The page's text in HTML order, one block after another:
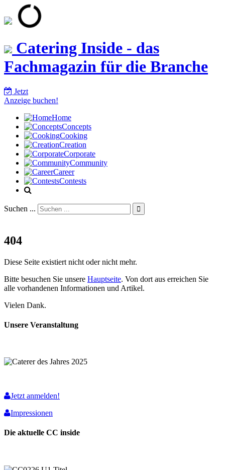
Catering Inside - das
Fachmagazin für die Branche
Jetzt
Anzeige buchen!
Home
Concepts
Cooking
Creation
Corporate
Community
Career
Contests
Suchen ... 
404
Diese Seite existiert nicht oder nicht mehr.
Bitte besuchen Sie unsere Hauptseite. Von dort aus erreichen Sie
alle vorhandenen Informationen und Artikel.
Vielen Dank.
Unsere Veranstaltung
Jetzt anmelden!
Impressionen
Die aktuelle CC inside